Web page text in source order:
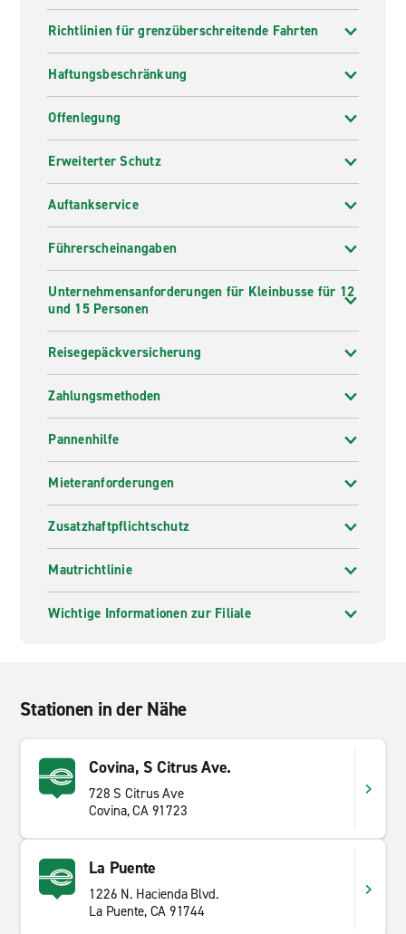
Richtlinien für grenzüberschreitende Fahrten
Haftungsbeschränkung
Offenlegung
Erweiterter Schutz
Auftankservice
Führerscheinangaben
Unternehmensanforderungen für Kleinbusse für 12
und 15 Personen
Reisegepäckversicherung
Zahlungsmethoden
Pannenhilfe
Mieteranforderungen
Zusatzhaftpflichtschutz
Mautrichtlinie
Wichtige Informationen zur Filiale
Stationen in der Nähe
Covina, S Citrus Ave.
728 S Citrus Ave
Covina, CA 91723
La Puente
1226 N. Hacienda Blvd.
La Puente, CA 91744